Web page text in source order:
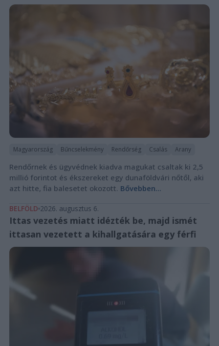
Magyarország Bűncselekmény Rendőrség Csalás Arany
Rendőrnek és ügyvédnek kiadva magukat csaltak ki 2,5
millió forintot és ékszereket egy dunaföldvári nőtől, aki
azt hitte, fia balesetet okozott. Bővebben...
BELFÖLD 2026. augusztus 6.
Ittas vezetés miatt idézték be, majd ismét
ittasan vezetett a kihallgatására egy férfi